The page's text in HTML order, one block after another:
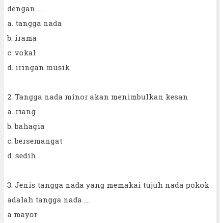
dengan ....
a. tangga nada
b. irama
c. vokal
d. iringan musik
2. Tangga nada minor akan menimbulkan kesan
a. riang
b. bahagia
c. bersemangat
d. sedih
3. Jenis tangga nada yang memakai tujuh nada pokok
adalah tangga nada ....
a mayor